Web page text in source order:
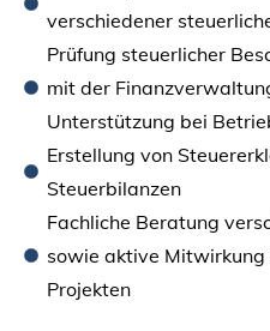
verschiedener
Prüfung steuerlicher
mit der
Unterstützung bei
Erstellung von
Steuerbilanzen
Fachliche Beratung
sowie aktive
Projekten